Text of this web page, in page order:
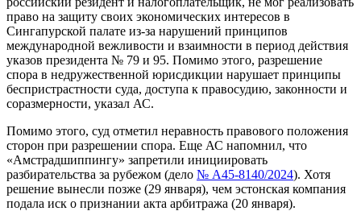
право на защиту своих экономических интересов в
Сингапурской палате из-за нарушений принципов
международной вежливости и взаимности в период действия
указов президента № 79 и 95. Помимо этого, разрешение
спора в недружественной юрисдикции нарушает принципы
беспристрастности суда, доступа к правосудию, законности и
соразмерности, указал АС.
Помимо этого, суд отметил неравность правового положения
сторон при разрешении спора. Еще АС напомнил, что
«Амстрадшиппингу» запретили инициировать
разбирательства за рубежом (дело № А45-8140/2024). Хотя
решение вынесли позже (29 января), чем эстонская компания
подала иск о признании акта арбитража (20 января).